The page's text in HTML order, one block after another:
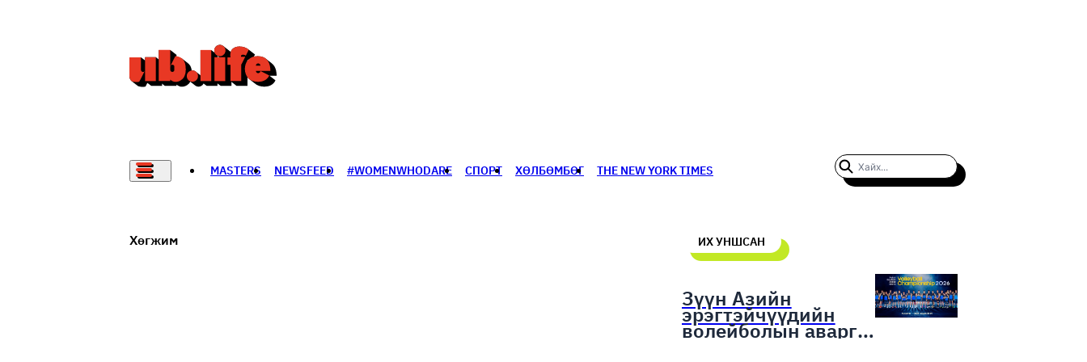
MASTERS NEWSFEED #WOMENWHODARE СПОРТ ХӨЛБӨМБӨГ THE NEW YORK TIMES
Хөгжим ИХ УНШСАН
Зүүн Азийн
эрэгтэйчүүдийн
волейболын аварга
шалгаруулах